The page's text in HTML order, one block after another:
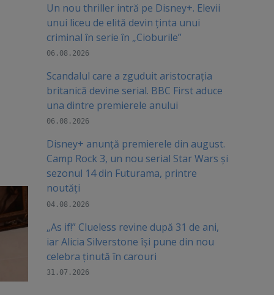
Un nou thriller intră pe Disney+. Elevii
unui liceu de elită devin ținta unui
criminal în serie în „Cioburile”
06.08.2026
Scandalul care a zguduit aristocrația
britanică devine serial. BBC First aduce
una dintre premierele anului
06.08.2026
Disney+ anunță premierele din august.
Camp Rock 3, un nou serial Star Wars și
sezonul 14 din Futurama, printre
noutăți
04.08.2026
„As if!” Clueless revine după 31 de ani,
iar Alicia Silverstone își pune din nou
celebra ținută în carouri
31.07.2026